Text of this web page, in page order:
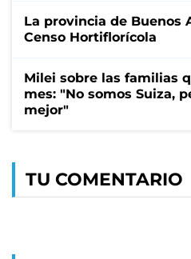
La provincia de Buenos
Censo Hortiflorícola
Milei sobre las familias
mes: "No somos Suiza,
mejor"
TU COMENTARIO